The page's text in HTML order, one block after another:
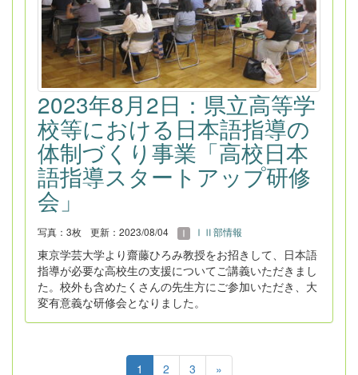
2023年8月2日：県立高等学
校等における日本語指導の
体制づくり事業「高校日本
語指導スタートアップ研修
会」
写真：3枚 更新：2023/08/04 ⅠⅡ部情報
東京学芸大学より齋藤ひろみ教授をお招きして、日本語
指導が必要な高校生の支援についてご講義いただきまし
た。校外も含めたくさんの先生方にご参加いただき、大
変有意義な研修会となりました。
1 2 3 »